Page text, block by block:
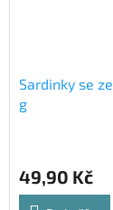
Sardinky se
g
49,90 Kč